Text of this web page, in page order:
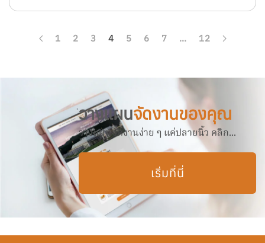
1 2 3 4 5 6 7 … 12
วางแผนจัดงานของคุณ
วางแผนจัดงานง่าย ๆ แค่ปลายนิ้ว คลิก...
เริ่มที่นี่